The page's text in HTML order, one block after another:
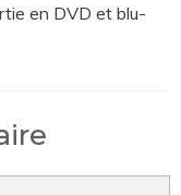
en DVD et blu-